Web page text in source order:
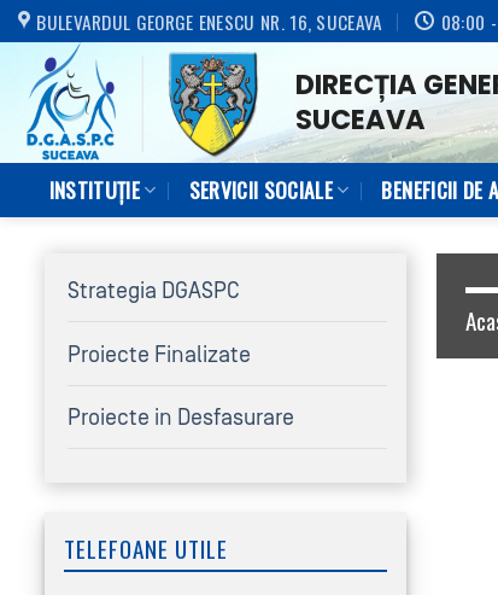
Skip
content
BULEVARDUL GEORGE ENESCU NR. 16, SUCEAVA 08:00
DIRECȚIA
SUCEAVA
INSTITUȚIE SERVICII SOCIALE BENEFICII DE
Strategia DGASPC
Proiecte Finalizate
Proiecte in Desfasurare
TELEFOANE UTILE